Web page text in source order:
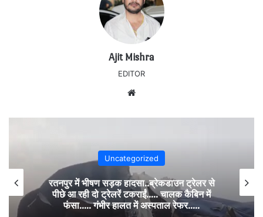
Ajit Mishra
EDITOR
से
में
Uncategorized
अंडों से भरा पिकअप पलटा…. सड़क पर बिखरे
अंडे…..